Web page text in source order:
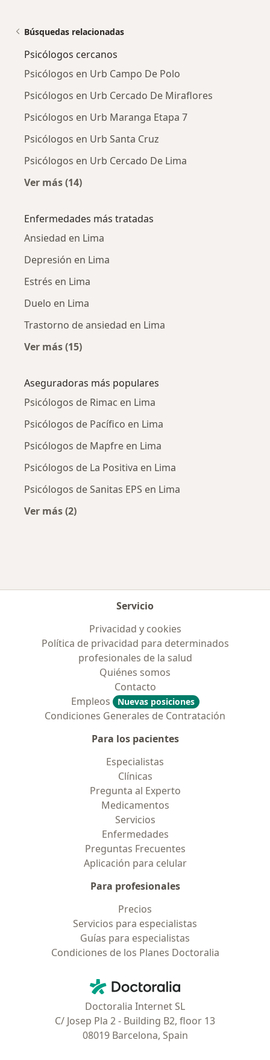
Búsquedas relacionadas
Psicólogos cercanos
Psicólogos en Urb Campo De Polo
Psicólogos en Urb Cercado De Miraflores
Psicólogos en Urb Maranga Etapa 7
Psicólogos en Urb Santa Cruz
Psicólogos en Urb Cercado De Lima
Ver más (14)
Enfermedades más tratadas
Ansiedad en Lima
Depresión en Lima
Estrés en Lima
Duelo en Lima
Trastorno de ansiedad en Lima
Ver más (15)
Aseguradoras más populares
Psicólogos de Rimac en Lima
Psicólogos de Pacífico en Lima
Psicólogos de Mapfre en Lima
Psicólogos de La Positiva en Lima
Psicólogos de Sanitas EPS en Lima
Ver más (2)
Servicio
Privacidad y cookies
Política de privacidad para determinados
profesionales de la salud
Quiénes somos
Contacto
Empleos
Nuevas posiciones
Condiciones Generales de Contratación
Para los pacientes
Especialistas
Clínicas
Pregunta al Experto
Medicamentos
Servicios
Enfermedades
Preguntas Frecuentes
Aplicación para celular
Para profesionales
Precios
Servicios para especialistas
Guías para especialistas
Condiciones de los Planes Doctoralia
Doctoralia - Página de inicio
Doctoralia Internet SL
C/ Josep Pla 2 - Building B2, floor 13
08019 Barcelona, Spain